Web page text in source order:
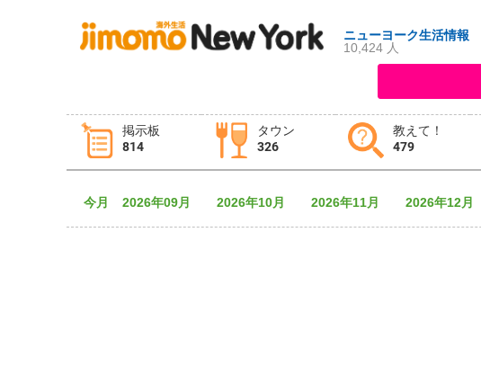
ニューヨーク生活情報
10,424 人
掲示板
814
タウン
326
教えて！
479
タウン情報
今月 2026年09月 2026年10月 2026年11月 2026年12月